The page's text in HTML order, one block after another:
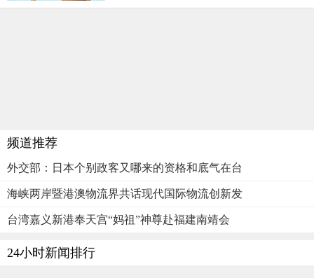
频道推荐
外交部：日本个别政客又哪来的资格和底气在台
海峡两岸暨港澳物流界共话现代国际物流创新发
台湾嘉义新港奉天宫“妈祖”神尊赴福建南靖会
24小时新闻排行